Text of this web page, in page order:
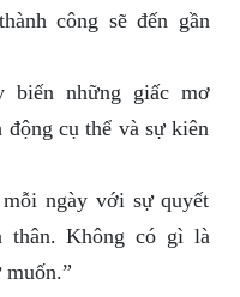
công sẽ đến gần
biến những giấc mơ
động cụ thể và sự kiên
ngày với sự quyết
thân. Không có gì là
muốn.”